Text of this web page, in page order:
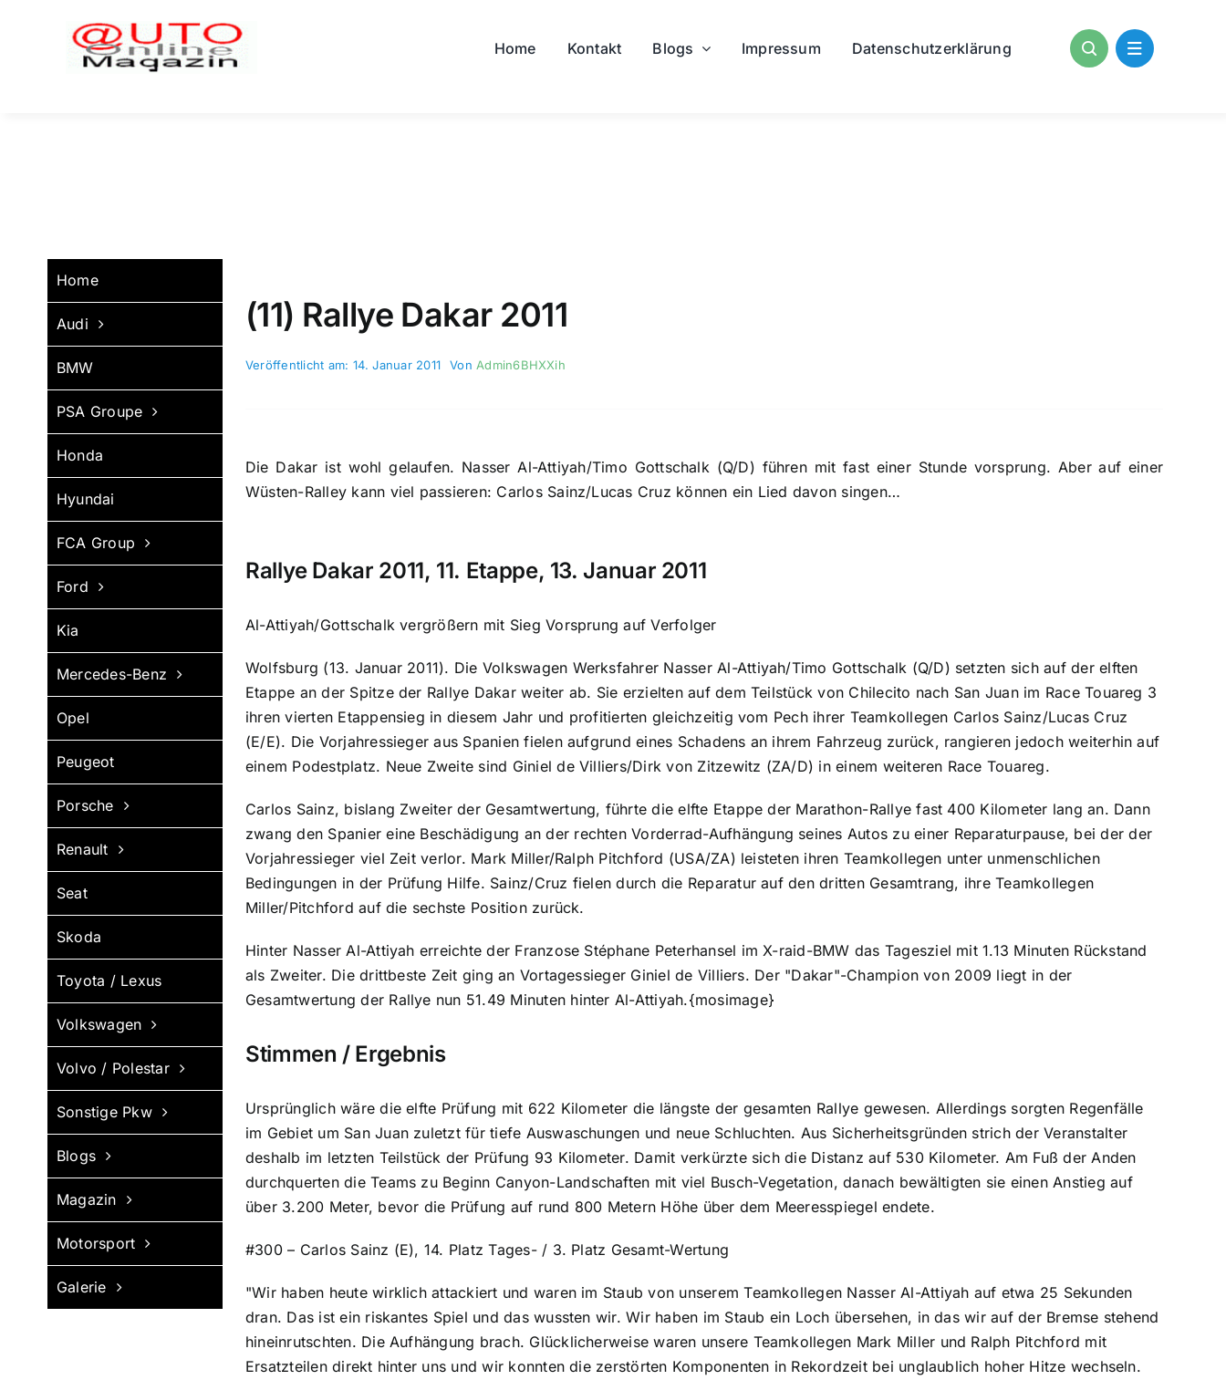
Home Kontakt Blogs Impressum Datenschutzerklärung
Home
Audi
BMW
PSA Groupe
Honda
Hyundai
FCA Group
Ford
Kia
Mercedes-Benz
Opel
Peugeot
Porsche
Renault
Seat
Skoda
Toyota / Lexus
Volkswagen
Volvo / Polestar
Sonstige Pkw
Blogs
Magazin
Motorsport
Galerie
(11) Rallye Dakar 2011
Veröffentlicht am: 14. Januar 2011 Von Admin6BHXXih
Die Dakar ist wohl gelaufen. Nasser Al-Attiyah/Timo Gottschalk (Q/D) führen mit fast einer Stunde vorsprung. Aber auf einer
Wüsten-Ralley kann viel passieren: Carlos Sainz/Lucas Cruz können ein Lied davon singen…
Rallye Dakar 2011, 11. Etappe, 13. Januar 2011
Al-Attiyah/Gottschalk vergrößern mit Sieg Vorsprung auf Verfolger
Wolfsburg (13. Januar 2011). Die Volkswagen Werksfahrer Nasser Al-Attiyah/Timo Gottschalk (Q/D) setzten sich auf der elften
Etappe an der Spitze der Rallye Dakar weiter ab. Sie erzielten auf dem Teilstück von Chilecito nach San Juan im Race Touareg 3
ihren vierten Etappensieg in diesem Jahr und profitierten gleichzeitig vom Pech ihrer Teamkollegen Carlos Sainz/Lucas Cruz
(E/E). Die Vorjahressieger aus Spanien fielen aufgrund eines Schadens an ihrem Fahrzeug zurück, rangieren jedoch weiterhin auf
einem Podestplatz. Neue Zweite sind Giniel de Villiers/Dirk von Zitzewitz (ZA/D) in einem weiteren Race Touareg.
Carlos Sainz, bislang Zweiter der Gesamtwertung, führte die elfte Etappe der Marathon-Rallye fast 400 Kilometer lang an. Dann
zwang den Spanier eine Beschädigung an der rechten Vorderrad-Aufhängung seines Autos zu einer Reparaturpause, bei der der
Vorjahressieger viel Zeit verlor. Mark Miller/Ralph Pitchford (USA/ZA) leisteten ihren Teamkollegen unter unmenschlichen
Bedingungen in der Prüfung Hilfe. Sainz/Cruz fielen durch die Reparatur auf den dritten Gesamtrang, ihre Teamkollegen
Miller/Pitchford auf die sechste Position zurück.
Hinter Nasser Al-Attiyah erreichte der Franzose Stéphane Peterhansel im X-raid-BMW das Tagesziel mit 1.13 Minuten Rückstand
als Zweiter. Die drittbeste Zeit ging an Vortagessieger Giniel de Villiers. Der "Dakar"-Champion von 2009 liegt in der
Gesamtwertung der Rallye nun 51.49 Minuten hinter Al-Attiyah.{mosimage}
Stimmen / Ergebnis
Ursprünglich wäre die elfte Prüfung mit 622 Kilometer die längste der gesamten Rallye gewesen. Allerdings sorgten Regenfälle
im Gebiet um San Juan zuletzt für tiefe Auswaschungen und neue Schluchten. Aus Sicherheitsgründen strich der Veranstalter
deshalb im letzten Teilstück der Prüfung 93 Kilometer. Damit verkürzte sich die Distanz auf 530 Kilometer. Am Fuß der Anden
durchquerten die Teams zu Beginn Canyon-Landschaften mit viel Busch-Vegetation, danach bewältigten sie einen Anstieg auf
über 3.200 Meter, bevor die Prüfung auf rund 800 Metern Höhe über dem Meeresspiegel endete.
#300 – Carlos Sainz (E), 14. Platz Tages- / 3. Platz Gesamt-Wertung
"Wir haben heute wirklich attackiert und waren im Staub von unserem Teamkollegen Nasser Al-Attiyah auf etwa 25 Sekunden
dran. Das ist ein riskantes Spiel und das wussten wir. Wir haben im Staub ein Loch übersehen, in das wir auf der Bremse stehend
hineinrutschten. Die Aufhängung brach. Glücklicherweise waren unsere Teamkollegen Mark Miller und Ralph Pitchford mit
Ersatzteilen direkt hinter uns und wir konnten die zerstörten Komponenten in Rekordzeit bei unglaublich hoher Hitze wechseln.